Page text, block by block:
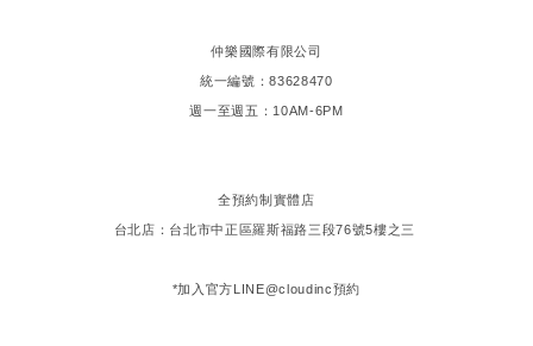
仲樂國際有限公司
統一編號：83628470
週一至週五：10AM-6PM
全預約制實體店
台北店：台北市中正區羅斯福路三段76號5樓之三
*加入官方LINE@cloudinc預約